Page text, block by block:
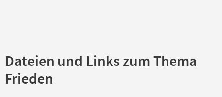
Dateien und Links zum Thema
Frieden